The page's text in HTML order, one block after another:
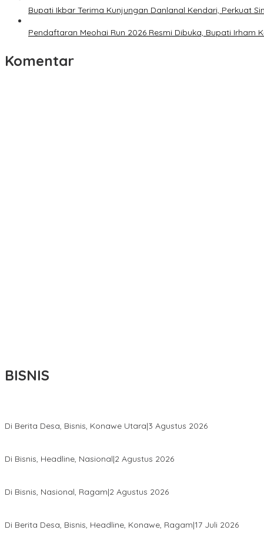
Bupati Ikbar Terima Kunjungan Danlanal Kendari, Perkuat
Pendaftaran Meohai Run 2026 Resmi Dibuka, Bupati
Komentar
BISNIS
Di Berita Desa, Bisnis, Konawe Utara|3 Agustus 2026
Di Bisnis, Headline, Nasional|2 Agustus 2026
Di Bisnis, Nasional, Ragam|2 Agustus 2026
Di Berita Desa, Bisnis, Headline, Konawe, Ragam|17 Juli 2026